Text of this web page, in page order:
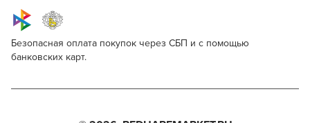
Безопасная оплата покупок через СБП и с помощью
банковских карт.